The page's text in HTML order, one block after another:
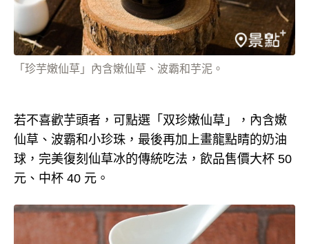
「珍芋嫩仙草」內含嫩仙草、波霸和芋泥。
若不喜歡芋頭者，可點選「双珍嫩仙草」，內含嫩
仙草、波霸和小珍珠，最後再加上畫龍點睛的奶油
球，完美復刻仙草冰的傳統吃法，飲品售價大杯 50
元、中杯 40 元。